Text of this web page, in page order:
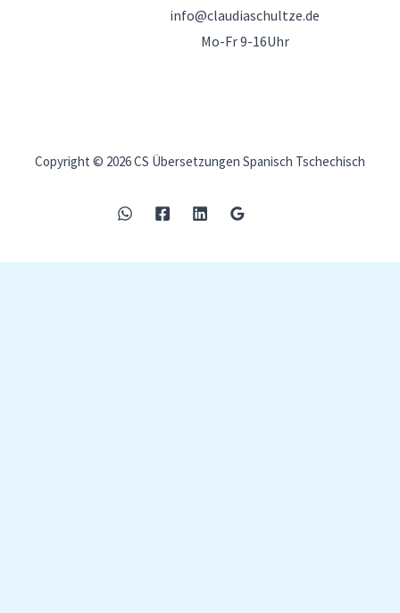
info@claudiaschultze.de
Mo-Fr 9-16Uhr
Copyright © 2026 CS Übersetzungen Spanisch Tschechisch